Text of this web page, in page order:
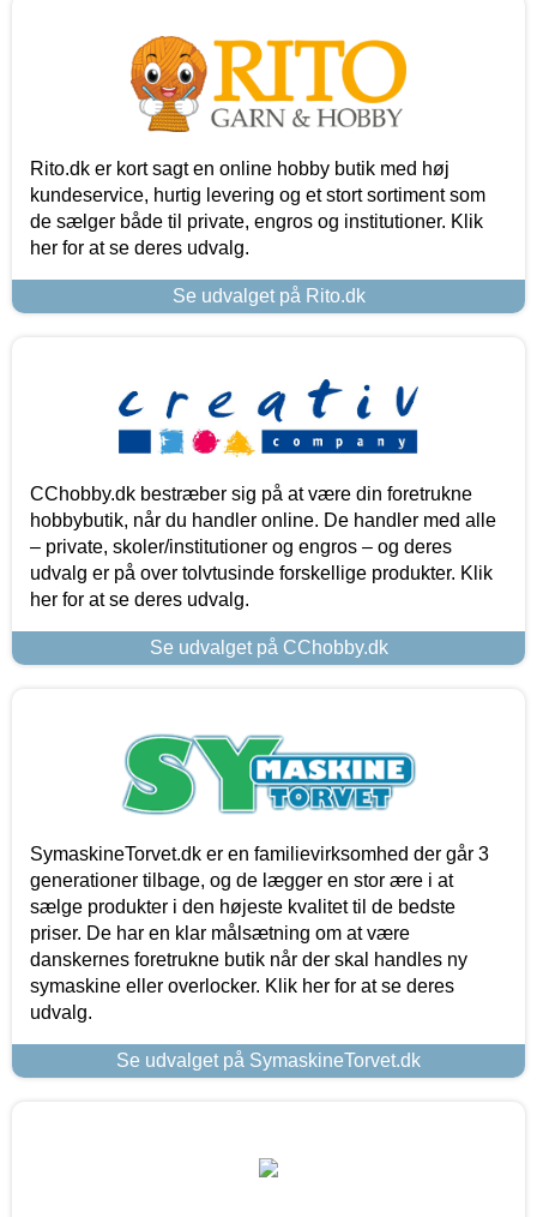
Rito.dk er kort sagt en online hobby butik med høj
kundeservice, hurtig levering og et stort sortiment som
de sælger både til private, engros og institutioner. Klik
her for at se deres udvalg.
Se udvalget på Rito.dk
CChobby.dk bestræber sig på at være din foretrukne
hobbybutik, når du handler online. De handler med alle
– private, skoler/institutioner og engros – og deres
udvalg er på over tolvtusinde forskellige produkter. Klik
her for at se deres udvalg.
Se udvalget på CChobby.dk
SymaskineTorvet.dk er en familievirksomhed der går 3
generationer tilbage, og de lægger en stor ære i at
sælge produkter i den højeste kvalitet til de bedste
priser. De har en klar målsætning om at være
danskernes foretrukne butik når der skal handles ny
symaskine eller overlocker. Klik her for at se deres
udvalg.
Se udvalget på SymaskineTorvet.dk